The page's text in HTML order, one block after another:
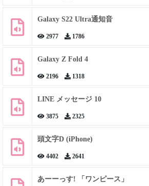
Galaxy S22 Ultra通知音
2977 1786
Galaxy Z Fold 4
2196 1318
LINE メッセージ 10
3875 2325
頭文字D (iPhone)
4402 2641
あーーっす! 「ワンピース」